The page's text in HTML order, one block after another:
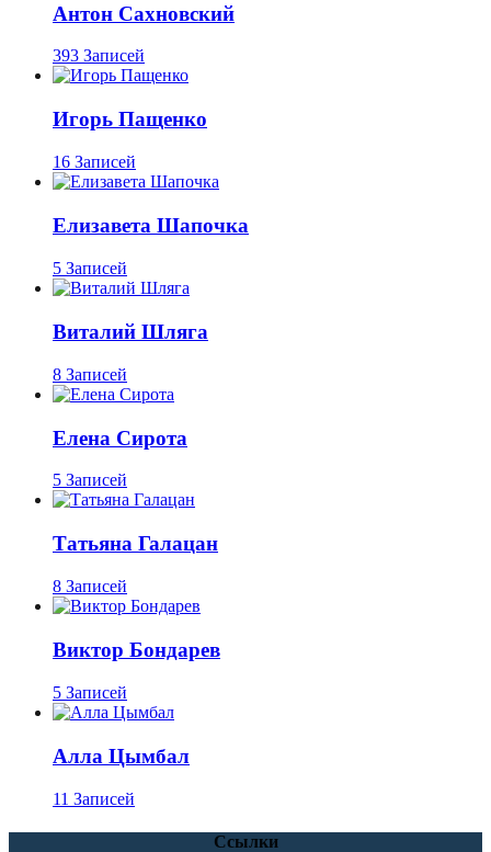
Антон Сахновский
393 Записей
Игорь Пащенко
16 Записей
Елизавета Шапочка
5 Записей
Виталий Шляга
8 Записей
Елена Сирота
5 Записей
Татьяна Галацан
8 Записей
Виктор Бондарев
5 Записей
Алла Цымбал
11 Записей
Ссылки